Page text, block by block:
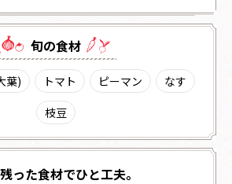
旬の⾷材
葉) トマト ピーマン
なす
枝豆
残った⾷材でひと⼯夫。